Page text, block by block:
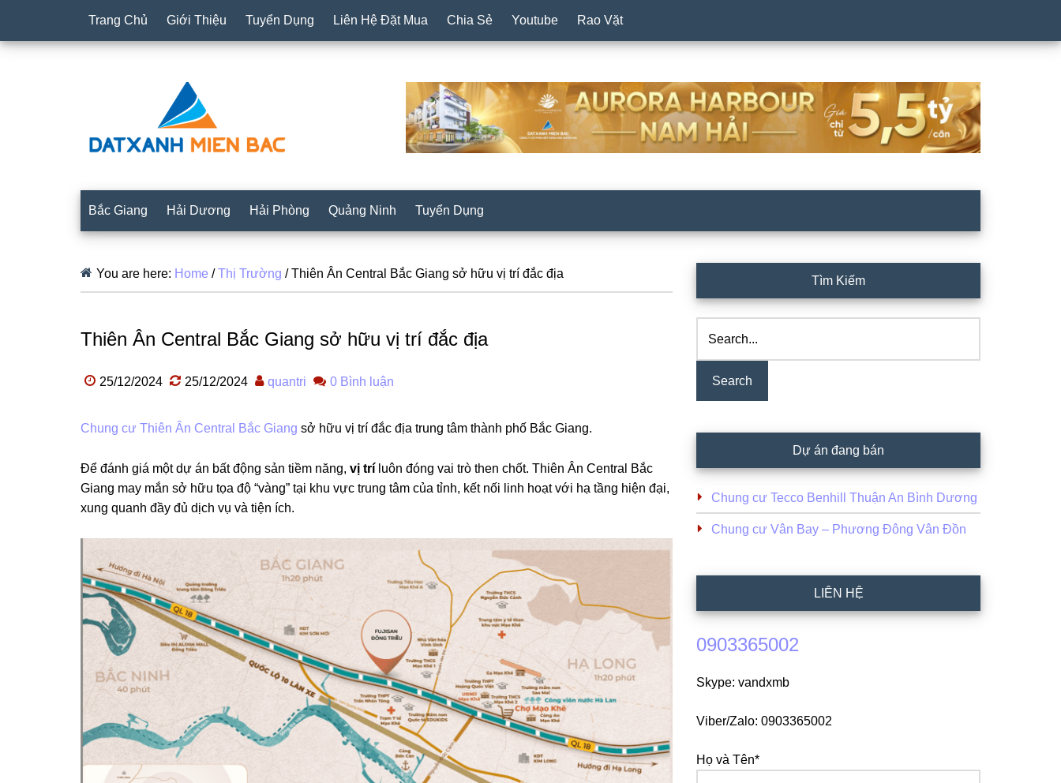
Trang Chủ Giới Thiệu Tuyển Dụng Liên Hệ Đặt Mua Chia Sẻ Youtube Rao Vặt
Bắc Giang Hải Dương Hải Phòng Quảng Ninh Tuyển Dụng
You are here: Home / Thị Trường /Thiên Ân Central Bắc Giang sở hữu vị trí đắc địa
Thiên Ân Central Bắc Giang sở hữu vị trí đắc địa
25/12/2024 25/12/2024 quantri 0 Bình luận
Chung cư Thiên Ân Central Bắc Giang sở hữu vị trí đắc địa trung tâm thành phố Bắc Giang.
Để đánh giá một dự án bất động sản tiềm năng, vị trí luôn đóng vai trò then chốt. Thiên Ân Central Bắc
Giang may mắn sở hữu tọa độ “vàng” tại khu vực trung tâm của tỉnh, kết nối linh hoạt với hạ tầng hiện đại,
xung quanh đầy đủ dịch vụ và tiện ích.
Sidebar
Tìm Kiếm
Dự án đang bán
Chung cư Tecco Benhill Thuận An Bình Dương
Chung cư Vân Bay – Phương Đông Vân Đồn
LIÊN HỆ
0903365002
Skype: vandxmb
Viber/Zalo: 0903365002
Họ và Tên*